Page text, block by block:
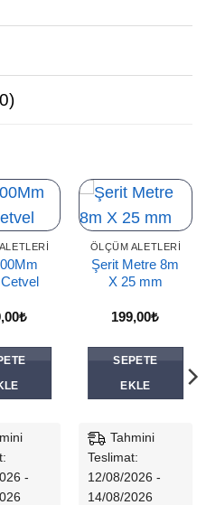
₺
-
ÖLÇÜM ALETLERI
Şerit Metre 8m
X 25 mm
199,00₺
SEPETE
EKLE
Tahmini
Teslimat:
12/08/2026 -
14/08/2026